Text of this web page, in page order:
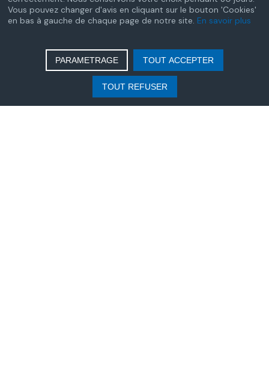
Redevance due par les opérateurs agréés
de jeux ou de paris en ligne – Année 2025
Tableau des cotisations sociales dues par
les auxiliaires médicaux - Année 2024
Vous pouvez changer d'avis en cliquant sur le bouton 'Cookies'
en bas à gauche de chaque page de notre site. En savoir plus
PARAMETRAGE TOUT ACCEPTER
TOUT REFUSER